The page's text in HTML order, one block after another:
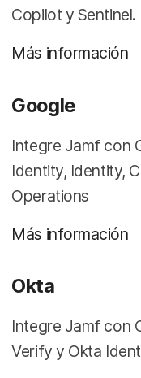
Copilot y Sentinel.
Más información
Google
Integre Jamf con
Identity, Identity,
Operations
Más información
Okta
Integre Jamf con
Verify y Okta